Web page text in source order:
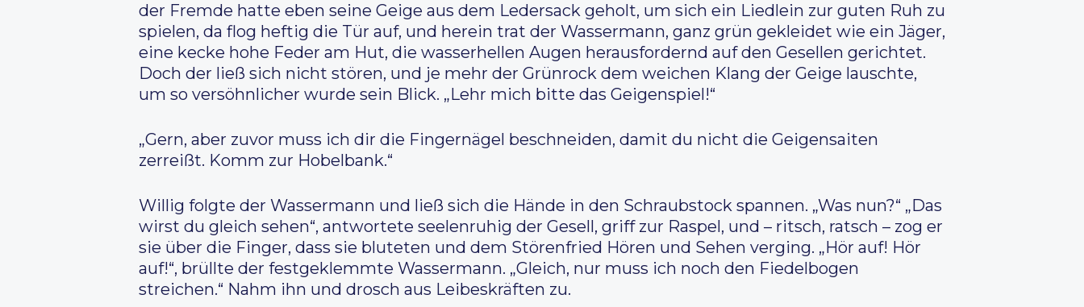
der Fremde hatte eben seine Geige aus dem Ledersack geholt, um sich ein Liedlein zur guten Ruh zu
spielen, da flog heftig die Tür auf, und herein trat der Wassermann, ganz grün gekleidet wie ein Jäger,
eine kecke hohe Feder am Hut, die wasserhellen Augen herausfordernd auf den Gesellen gerichtet.
Doch der ließ sich nicht stören, und je mehr der Grünrock dem weichen Klang der Geige lauschte,
um so versöhnlicher wurde sein Blick. „Lehr mich bitte das Geigenspiel!“
„Gern, aber zuvor muss ich dir die Fingernägel beschneiden, damit du nicht die Geigensaiten
zerreißt. Komm zur Hobelbank.“
Willig folgte der Wassermann und ließ sich die Hände in den Schraubstock spannen. „Was nun?“ „Das
wirst du gleich sehen“, antwortete seelenruhig der Gesell, griff zur Raspel, und – ritsch, ratsch – zog er
sie über die Finger, dass sie bluteten und dem Störenfried Hören und Sehen verging. „Hör auf! Hör
auf!“, brüllte der festgeklemmte Wassermann. „Gleich, nur muss ich noch den Fiedelbogen
streichen.“ Nahm ihn und drosch aus Leibeskräften zu.